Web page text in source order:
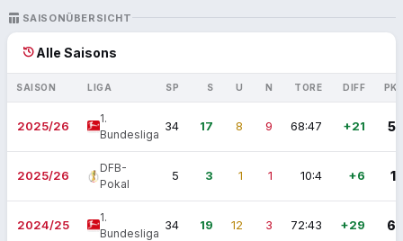
TABLE_CHART SAISONÜBERSICHT
historyAlle Saisons
SAISON LIGA SP S U N TORE DIFF
2025/26
1.
Bundesliga
34 17 8 9 68:47 +21
2025/26
DFB-
Pokal
5 3 1 1 10:4 +6
2024/25
1.
Bundesliga
34 19 12 3 72:43 +29